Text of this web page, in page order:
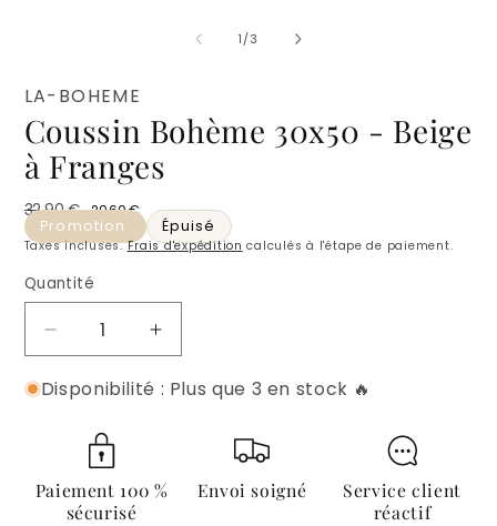
1 /de
3
LA-BOHEME
Coussin Bohème 30x50 - Beige
à Franges
Prix habituel
32,90 €
Prix promotionnel
29,60 €
Promotion
Épuisé
Taxes incluses.Frais d'expédition calculés à l'étape de paiement.
Quantité
Quantité
Réduire
la
quantité
Coussin
Bohème
30x50
Augmenter
la
quantité
Bohème
30x50
Disponibilité : Plus que 3 en stock 🔥
Paiement 100 %
sécurisé
Envoi soigné
Service client
réactif